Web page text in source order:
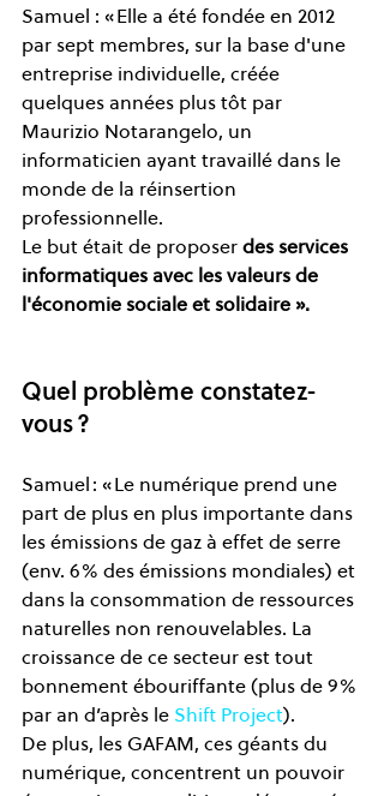
Samuel : « Elle a été fondée en 2012
par sept membres, sur la base d'une
entreprise individuelle, créée
quelques années plus tôt par
Maurizio Notarangelo, un
informaticien ayant travaillé dans le
monde de la réinsertion
professionnelle.
Le but était de proposer des services
informatiques avec les valeurs de
l'économie sociale et solidaire ».
Quel problème constatez-
vous ?
Samuel : « Le numérique prend une
part de plus en plus importante dans
les émissions de gaz à effet de serre
(env. 6% des émissions mondiales) et
dans la consommation de ressources
naturelles non renouvelables. La
croissance de ce secteur est tout
bonnement ébouriffante (plus de 9%
par an d’après le Shift Project).
De plus, les GAFAM, ces géants du
numérique, concentrent un pouvoir